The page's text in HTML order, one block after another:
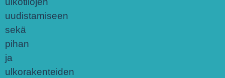
uudistamiseen
sekä
pihan
ja
ulkorakenteiden